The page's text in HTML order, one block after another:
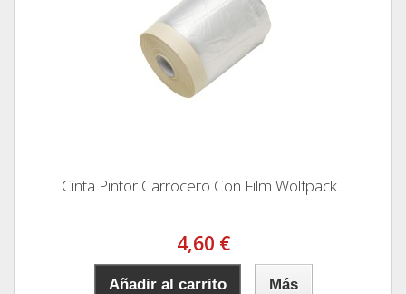
Cinta Pintor Carrocero Con Film Wolfpack...
4,60 €
Añadir al carrito Más